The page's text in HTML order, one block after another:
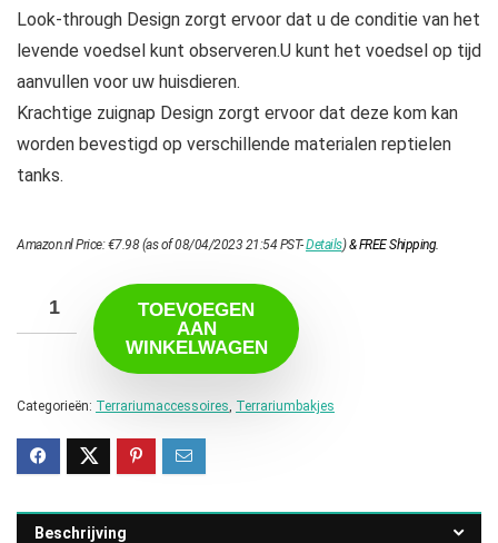
Look-through Design zorgt ervoor dat u de conditie van het
levende voedsel kunt observeren.U kunt het voedsel op tijd
aanvullen voor uw huisdieren.
Krachtige zuignap Design zorgt ervoor dat deze kom kan
worden bevestigd op verschillende materialen reptielen
tanks.
Amazon.nl Price:€7.98(as of 08/04/2023 21:54 PST-Details)&FREE Shipping.
TOEVOEGEN
AAN
WINKELWAGEN
Categorieën: Terrariumaccessoires Terrariumbakjes
Beschrijving